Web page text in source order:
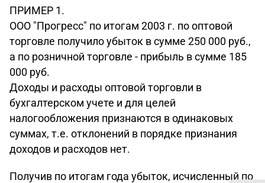
ПРИМЕР 1.
ООО "Прогресс" по итогам 2003 г. по оптовой
торговле получило убыток в сумме 250 000 руб.,
а по розничной торговле - прибыль в сумме 185
000 руб.
Доходы и расходы оптовой торговли в
бухгалтерском учете и для целей
налогообложения признаются в одинаковых
суммах, т.е. отклонений в порядке признания
доходов и расходов нет.
Получив по итогам года убыток, исчисленный по